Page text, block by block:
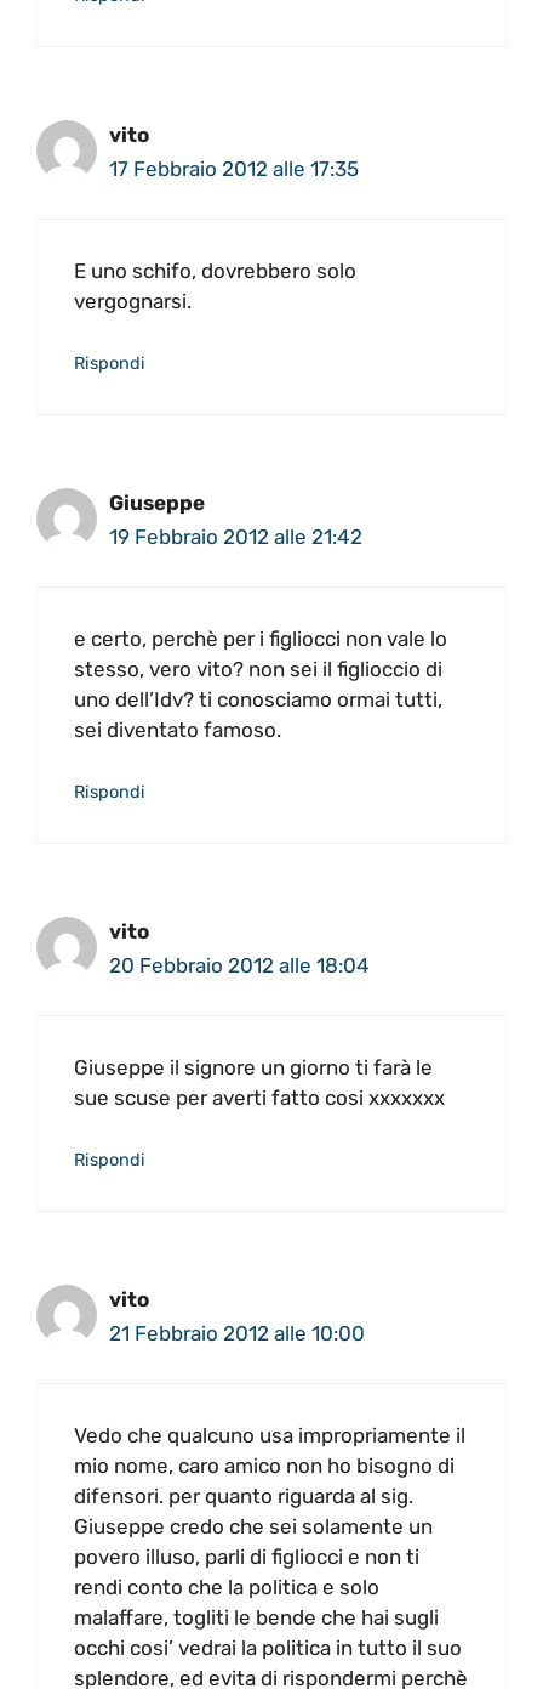
vito
17 Febbraio 2012 alle 17:35
E uno schifo, dovrebbero solo
vergognarsi.
Rispondi
Giuseppe
19 Febbraio 2012 alle 21:42
e certo, perchè per i figliocci non vale lo
stesso, vero vito? non sei il figlioccio di
uno dell’Idv? ti conosciamo ormai tutti,
sei diventato famoso.
Rispondi
vito
20 Febbraio 2012 alle 18:04
Giuseppe il signore un giorno ti farà le
sue scuse per averti fatto cosi xxxxxxx
Rispondi
vito
21 Febbraio 2012 alle 10:00
Vedo che qualcuno usa impropriamente il
mio nome, caro amico non ho bisogno di
difensori. per quanto riguarda al sig.
Giuseppe credo che sei solamente un
povero illuso, parli di figliocci e non ti
rendi conto che la politica e solo
malaffare, togliti le bende che hai sugli
occhi cosi’ vedrai la politica in tutto il suo
splendore, ed evita di rispondermi perchè